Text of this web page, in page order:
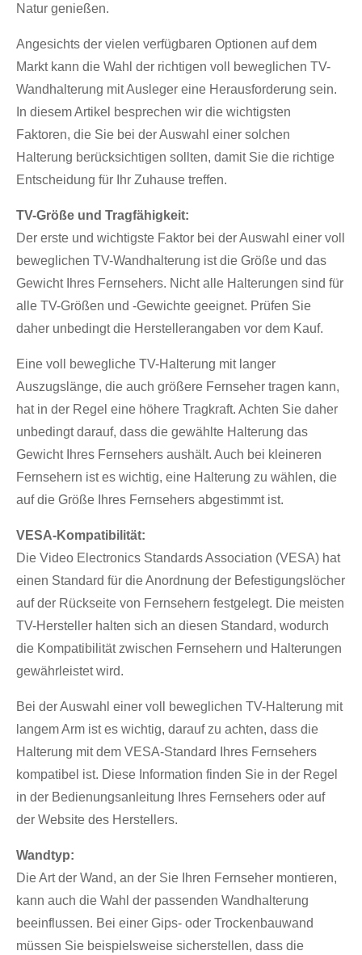
Natur genießen.
Angesichts der vielen verfügbaren Optionen auf dem
Markt kann die Wahl der richtigen voll beweglichen TV-
Wandhalterung mit Ausleger eine Herausforderung sein.
In diesem Artikel besprechen wir die wichtigsten
Faktoren, die Sie bei der Auswahl einer solchen
Halterung berücksichtigen sollten, damit Sie die richtige
Entscheidung für Ihr Zuhause treffen.
TV-Größe und Tragfähigkeit:
Der erste und wichtigste Faktor bei der Auswahl einer voll
beweglichen TV-Wandhalterung ist die Größe und das
Gewicht Ihres Fernsehers. Nicht alle Halterungen sind für
alle TV-Größen und -Gewichte geeignet. Prüfen Sie
daher unbedingt die Herstellerangaben vor dem Kauf.
Eine voll bewegliche TV-Halterung mit langer
Auszugslänge, die auch größere Fernseher tragen kann,
hat in der Regel eine höhere Tragkraft. Achten Sie daher
unbedingt darauf, dass die gewählte Halterung das
Gewicht Ihres Fernsehers aushält. Auch bei kleineren
Fernsehern ist es wichtig, eine Halterung zu wählen, die
auf die Größe Ihres Fernsehers abgestimmt ist.
VESA-Kompatibilität:
Die Video Electronics Standards Association (VESA) hat
einen Standard für die Anordnung der Befestigungslöcher
auf der Rückseite von Fernsehern festgelegt. Die meisten
TV-Hersteller halten sich an diesen Standard, wodurch
die Kompatibilität zwischen Fernsehern und Halterungen
gewährleistet wird.
Bei der Auswahl einer voll beweglichen TV-Halterung mit
langem Arm ist es wichtig, darauf zu achten, dass die
Halterung mit dem VESA-Standard Ihres Fernsehers
kompatibel ist. Diese Information finden Sie in der Regel
in der Bedienungsanleitung Ihres Fernsehers oder auf
der Website des Herstellers.
Wandtyp:
Die Art der Wand, an der Sie Ihren Fernseher montieren,
kann auch die Wahl der passenden Wandhalterung
beeinflussen. Bei einer Gips- oder Trockenbauwand
müssen Sie beispielsweise sicherstellen, dass die